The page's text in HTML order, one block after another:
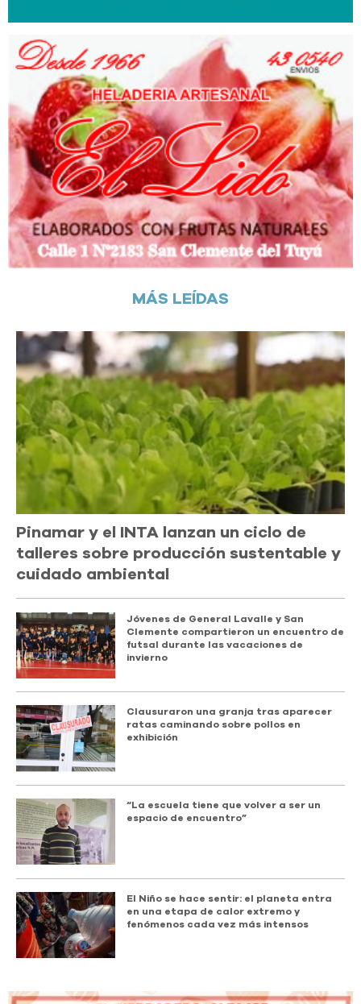
MÁS LEÍDAS
Pinamar y el INTA lanzan un ciclo de
talleres sobre producción sustentable y
cuidado ambiental
Jóvenes de General Lavalle y San
Clemente compartieron un encuentro de
futsal durante las vacaciones de
invierno
Clausuraron una granja tras aparecer
ratas caminando sobre pollos en
exhibición
“La escuela tiene que volver a ser un
espacio de encuentro”
El Niño se hace sentir: el planeta entra
en una etapa de calor extremo y
fenómenos cada vez más intensos